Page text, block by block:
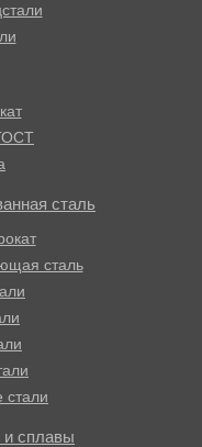
сталь
сталь
стали
и сплавы